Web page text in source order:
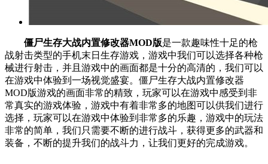
僵尸生存大战内置修改器MOD版是一款趣味性十足的枪
战射击类型的手机末日生存游戏，游戏中我们可以选择各种枪
械进行射击，并且游戏中的画面都是十分的高清的，我们可以
在游戏中体验到一场视觉盛宴。僵尸生存大战内置修改器
MOD版游戏的画面非常的精致，玩家可以在游戏中感受到非
常真实的游戏体验，游戏中有着非常多的地图可以供我们进行
选择，玩家可以在游戏中体验到非常多的乐趣，游戏中的玩法
非常的简单，我们只需要不断的进行战斗，获得更多的武器和
装备，不断的提升我们的战斗力，让我们更好的完成游戏。